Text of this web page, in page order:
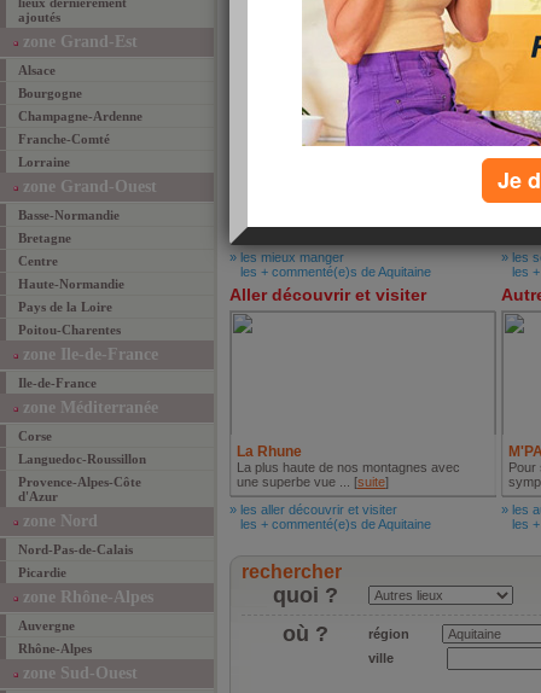
ajoutés
zone Grand-Est
Alsace
Bourgogne
Champagne-Ardenne
Franche-Comté
Lorraine
zone Grand-Ouest
Basse-Normandie
Bretagne
Centre
Haute-Normandie
Pays de la Loire
Poitou-Charentes
zone Ile-de-France
Ile-de-France
zone Méditerranée
Corse
Languedoc-Roussillon
Provence-Alpes-Côte
d'Azur
zone Nord
Nord-Pas-de-Calais
Picardie
zone Rhône-Alpes
Auvergne
Rhône-Alpes
zone Sud-Ouest
Mieux manger
à Bordeaux ... [suite]
» les mieux manger
les + commenté(e)s de Aquitaine
Se
» les
les +
Aller découvrir et visiter
La Rhune
La plus haute de nos montagnes avec
une superbe vue ... [suite]
» les aller découvrir et visiter
les + commenté(e)s de Aquitaine
Pour
» les
les +
rechercher
quoi ?
où ?
région
ville
Je